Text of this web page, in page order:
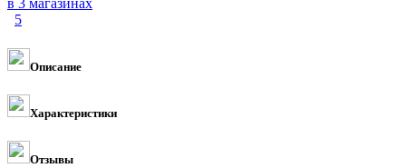
5
Описание
Характеристики
Отзывы